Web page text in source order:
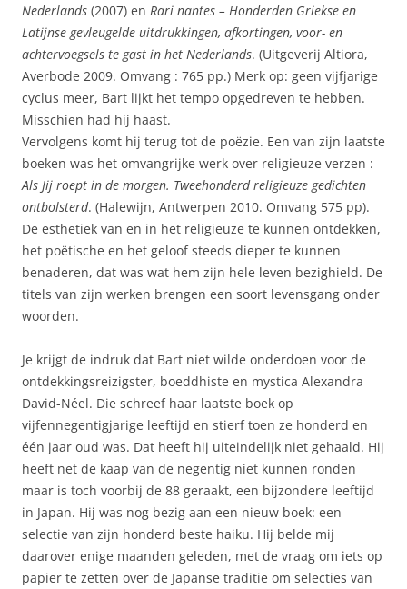
Nederlands (2007) en Rari nantes – Honderden Griekse en
Latijnse gevleugelde uitdrukkingen, afkortingen, voor- en
achtervoegsels te gast in het Nederlands. (Uitgeverij Altiora,
Averbode 2009. Omvang : 765 pp.) Merk op: geen vijfjarige
cyclus meer, Bart lijkt het tempo opgedreven te hebben.
Misschien had hij haast.
Vervolgens komt hij terug tot de poëzie. Een van zijn laatste
boeken was het omvangrijke werk over religieuze verzen :
Als Jij roept in de morgen. Tweehonderd religieuze gedichten
ontbolsterd. (Halewijn, Antwerpen 2010. Omvang 575 pp).
De esthetiek van en in het religieuze te kunnen ontdekken,
het poëtische en het geloof steeds dieper te kunnen
benaderen, dat was wat hem zijn hele leven bezighield. De
titels van zijn werken brengen een soort levensgang onder
woorden.
Je krijgt de indruk dat Bart niet wilde onderdoen voor de
ontdekkingsreizigster, boeddhiste en mystica Alexandra
David-Néel. Die schreef haar laatste boek op
vijfennegentigjarige leeftijd en stierf toen ze honderd en
één jaar oud was. Dat heeft hij uiteindelijk niet gehaald. Hij
heeft net de kaap van de negentig niet kunnen ronden
maar is toch voorbij de 88 geraakt, een bijzondere leeftijd
in Japan. Hij was nog bezig aan een nieuw boek: een
selectie van zijn honderd beste haiku. Hij belde mij
daarover enige maanden geleden, met de vraag om iets op
papier te zetten over de Japanse traditie om selecties van